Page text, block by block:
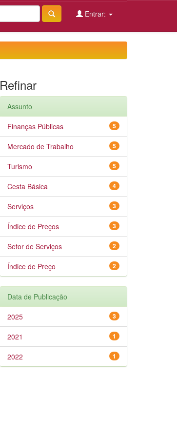
Entrar:
Refinar
Assunto
5
Finanças Públicas
5
Mercado de Trabalho
5
Turismo
4
Cesta Básica
3
Serviços
3
Índice de Preços
2
Setor de Serviços
2
Índice de Preço
Data de Publicação
3
2025
1
2021
1
2022